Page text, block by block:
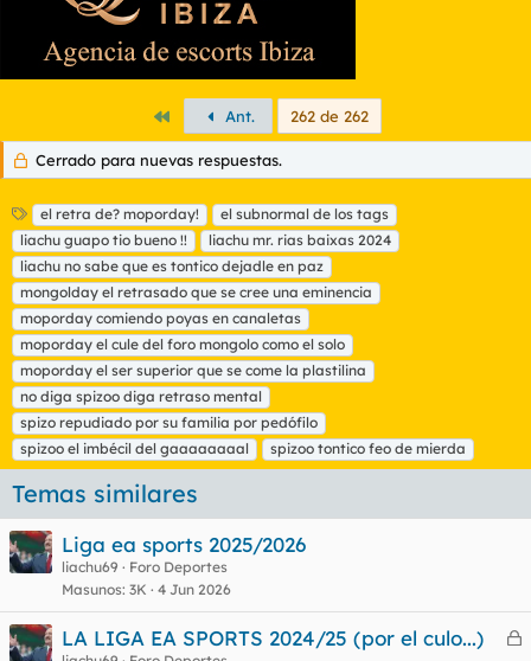
PrimeroAnt. 262 de 262
Cerrado para nuevas respuestas.
E
t
i
q
u
e
t
a
s
el retra de? moporday!
el subnormal de los tags
liachu guapo tio bueno !!
liachu mr. rias baixas 2024
liachu no sabe que es tontico dejadle en paz
mongolday el retrasado que se cree una eminencia
moporday comiendo poyas en canaletas
moporday el cule del foro mongolo como el solo
moporday el ser superior que se come la plastilina
no diga spizoo diga retraso mental
spizo repudiado por su familia por pedófilo
spizoo el imbécil del gaaaaaaaal
spizoo tontico feo de mierda
Temas similares
Liga ea sports 2025/2026
liachu69
Foro Deportes
Masunos 3K 4 Jun 2026
C
LA LIGA EA SPORTS 2024/25 (por el culo...)